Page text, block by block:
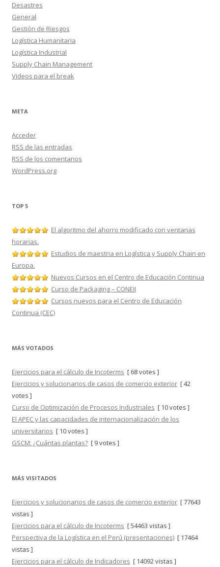
Desastres
General
Gestión de Riesgos
Logística Humanitaria
Logística Industrial
Supply Chain Management
Videos para el break
META
Acceder
RSS de las entradas
RSS de los comentarios
WordPress.org
TOP 5
El algoritmo del ahorro modificado con ventanas
horarias.
Estudios de maestria en Logística y Supply Chain en
Europa.
Nuevos Cursos en el Centro de Educación Continua
Curso de Packaging – CONEII
Cursos nuevos para el Centro de Educación
Continua (CEC)
MÁS VOTADOS
Ejercicios para el cálculo de Incoterms [ 68 votes ]
Ejercicios y solucionarios de casos de comercio exterior [ 42
votes ]
Curso de Optimización de Procesos Industriales [ 10 votes ]
El APEC y las capacidades de internacionalización de los
universitarios [ 10 votes ]
GSCM: ¿Cuántas plantas? [ 9 votes ]
MÁS VISITADOS
Ejercicios y solucionarios de casos de comercio exterior [ 77643
vistas ]
Ejercicios para el cálculo de Incoterms [ 54463 vistas ]
Perspectiva de la Logística en el Perú (presentaciones) [ 17464
vistas ]
Ejercicios para el cálculo de Indicadores [ 14092 vistas ]